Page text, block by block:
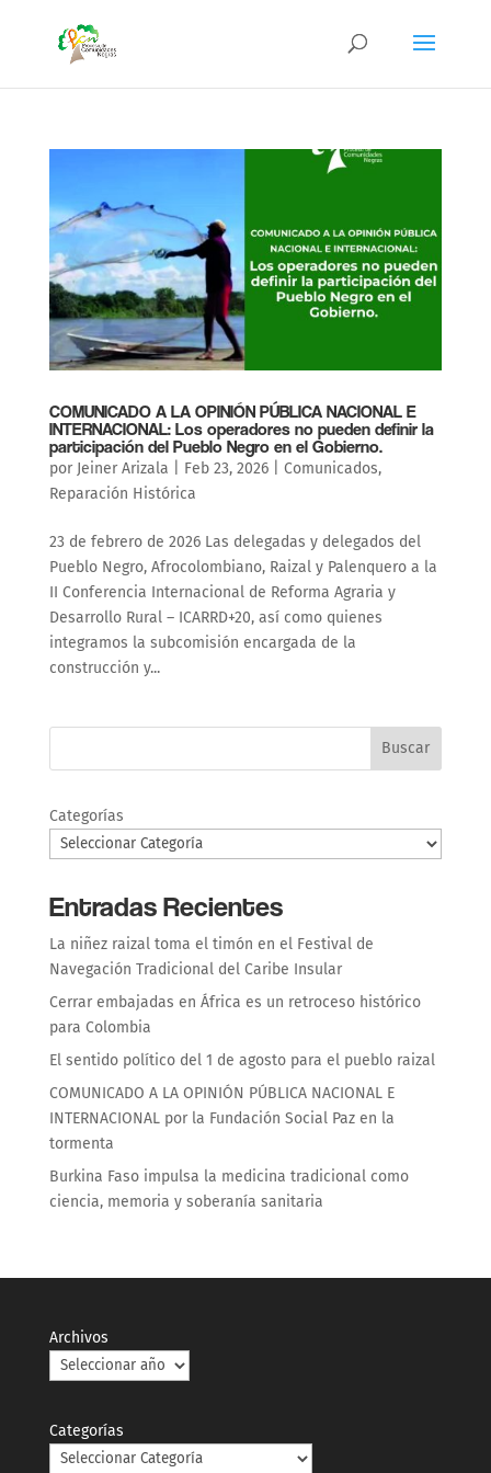
COMUNICADO A LA OPINIÓN PÚBLICA NACIONAL E
INTERNACIONAL: Los operadores no pueden definir la
participación del Pueblo Negro en el Gobierno.
por Jeiner Arizala Feb 23, 2026| Comunicados,
Reparación Histórica
23 de febrero de 2026 Las delegadas y delegados del
Pueblo Negro, Afrocolombiano, Raizal y Palenquero a la
II Conferencia Internacional de Reforma Agraria y
Desarrollo Rural – ICARRD+20, así como quienes
integramos la subcomisión encargada de la
construcción y...
Buscar
Categorías
Entradas Recientes
La niñez raizal toma el timón en el Festival de
Navegación Tradicional del Caribe Insular
Cerrar embajadas en África es un retroceso histórico
para Colombia
El sentido político del 1 de agosto para el pueblo raizal
COMUNICADO A LA OPINIÓN PÚBLICA NACIONAL E
INTERNACIONAL por la Fundación Social Paz en la
tormenta
Burkina Faso impulsa la medicina tradicional como
ciencia, memoria y soberanía sanitaria
Archivos
Categorías